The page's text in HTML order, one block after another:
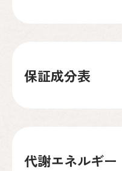
保証成分表
代謝エネルギー